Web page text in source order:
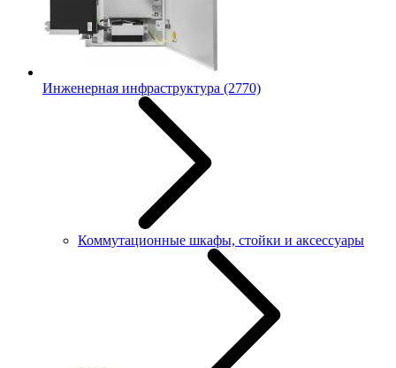
Инженерная инфраструктура (2770)
Коммутационные шкафы, стойки и аксессуары